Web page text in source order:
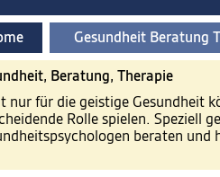
Gesundheit Beratung
Beratung, Therapie
nur für die geistige Gesundheit
Rolle spielen. Speziell
beraten und